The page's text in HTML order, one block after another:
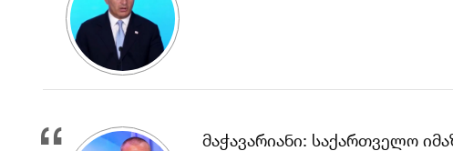
მაჭავარიანი: საქართველო